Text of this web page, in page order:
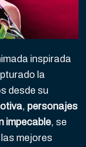
inspirada
la
desde su
, personajes
impecable, se
mejores